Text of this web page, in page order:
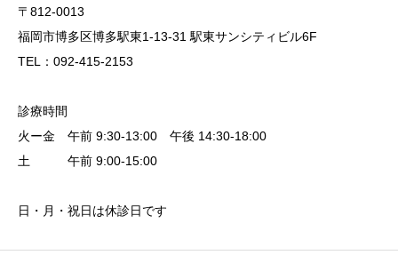
〒812-0013
福岡市博多区博多駅東1-13-31 駅東サンシティビル6F
TEL：092-415-2153
診療時間
火ー金 午前 9:30-13:00 午後 14:30-18:00
土 午前 9:00-15:00
日・月・祝日は休診日です